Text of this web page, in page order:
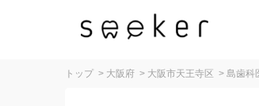
トップ > 大阪府 > 大阪市天王寺区 > 島歯科